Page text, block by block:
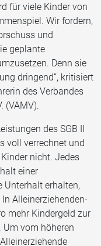
für viele Kinder von
Wir fordern,
und
geplante
Denn sie
dringend“, kritisiert
des Verbandes
(VAMV).
des SGB II
voll verrechnet und
nicht. Jedes
einer
Unterhalt erhalten,
Alleinerziehenden-
mehr Kindergeld zur
Um vom höheren